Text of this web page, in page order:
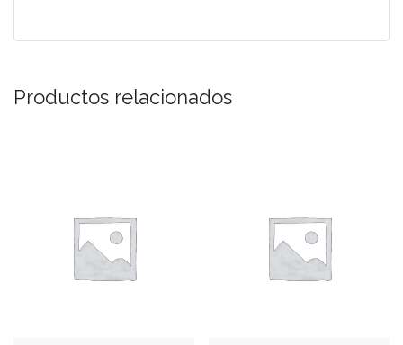
Productos relacionados